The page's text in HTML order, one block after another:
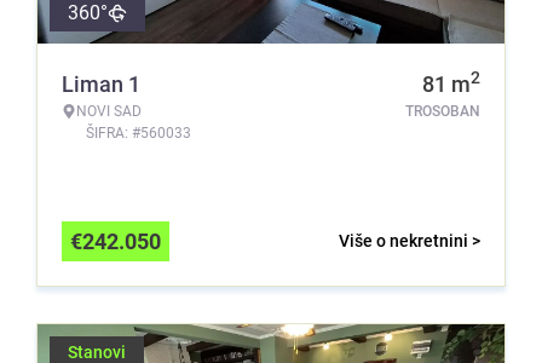
360°
Liman 1
NOVI SAD
ŠIFRA: #560033
81 m2
TROSOBAN
Više o nekretnini >
€242.050
Stanovi